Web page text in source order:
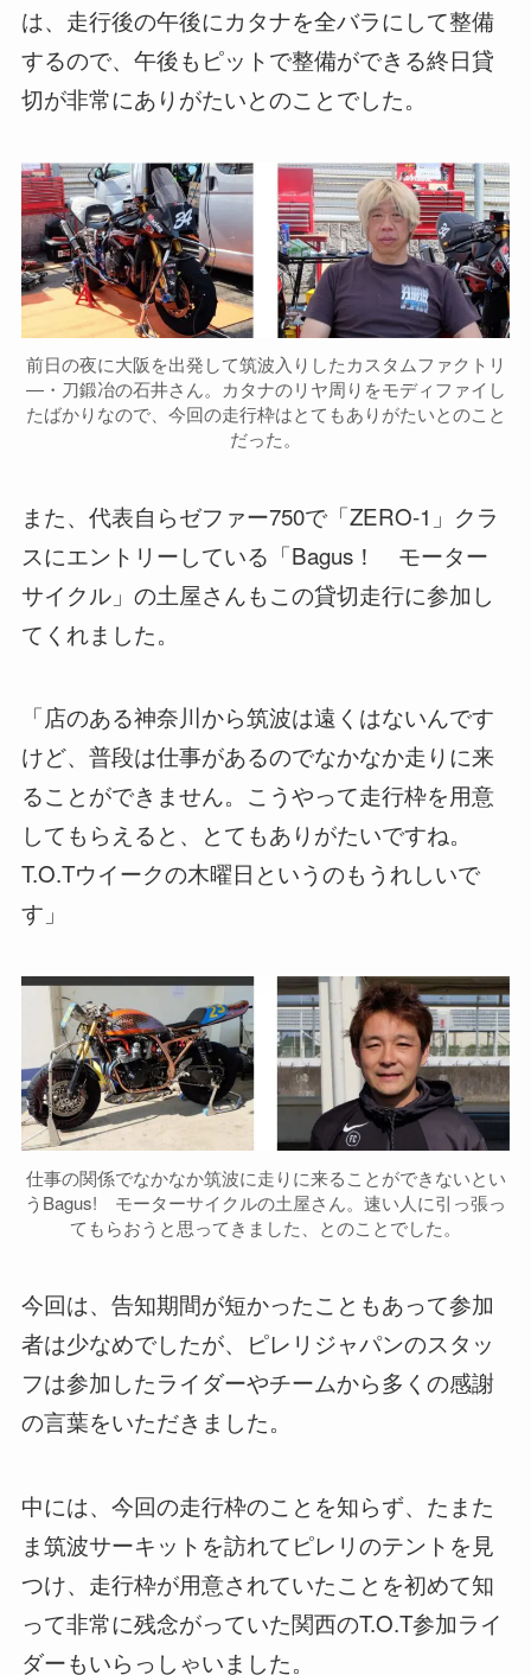
は、走行後の午後にカタナを全バラにして整備
するので、午後もピットで整備ができる終日貸
切が非常にありがたいとのことでした。
前日の夜に大阪を出発して筑波入りしたカスタムファクトリ
―・刀鍛冶の石井さん。カタナのリヤ周りをモディファイし
たばかりなので、今回の走行枠はとてもありがたいとのこと
だった。
また、代表自らゼファー750で「ZERO-1」クラ
スにエントリーしている「Bagus！ モーター
サイクル」の土屋さんもこの貸切走行に参加し
てくれました。
「店のある神奈川から筑波は遠くはないんです
けど、普段は仕事があるのでなかなか走りに来
ることができません。こうやって走行枠を用意
してもらえると、とてもありがたいですね。
T.O.Tウイークの木曜日というのもうれしいで
す」
仕事の関係でなかなか筑波に走りに来ることができないとい
うBagus! モーターサイクルの土屋さん。速い人に引っ張っ
てもらおうと思ってきました、とのことでした。
今回は、告知期間が短かったこともあって参加
者は少なめでしたが、ピレリジャパンのスタッ
フは参加したライダーやチームから多くの感謝
の言葉をいただきました。
中には、今回の走行枠のことを知らず、たまた
ま筑波サーキットを訪れてピレリのテントを見
つけ、走行枠が用意されていたことを初めて知
って非常に残念がっていた関西のT.O.T参加ライ
ダーもいらっしゃいました。